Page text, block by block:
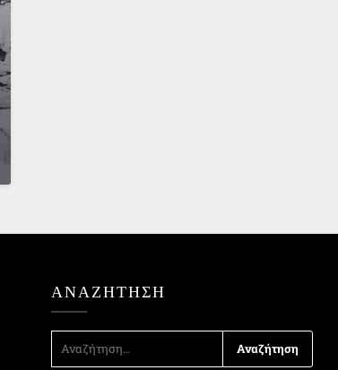
ΑΝΑΖΉΤΗΣΗ
ΓΙΑ: